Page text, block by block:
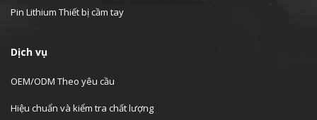
Pin Lithium Thiết bị cầm tay
Dịch vụ
OEM/ODM Theo yêu cầu
Hiệu chuẩn và kiểm tra chất lượng